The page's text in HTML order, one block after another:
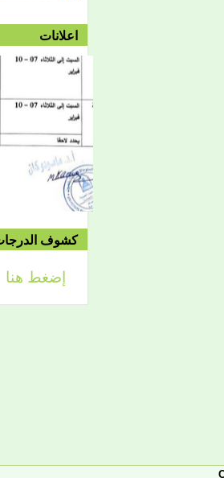
1442/09/12هـ
الموافق 04/20 حتى
2021/04/24م
إعلان
لائحة توجيه
الإسلامية
اعلانات
إعلان
كشوف
إضغط هنا